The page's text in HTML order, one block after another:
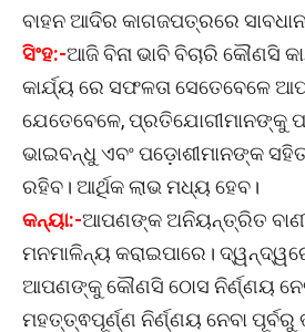
ବାହନ ଆଦିର କାଗଜପତ୍ରରେ
ସିଂହ:-ଆଜି ବିନା ଭାବି ବିଚାରି କୌଣସି
କାର୍ଯ୍ୟ ରେ ସଫଳତା ସେତେବେଳେ
ଯେତେବେଳେ, ପ୍ରତିଯୋଗୀମାନଙ୍କୁ
ଭାଇବନ୍ଧୁ ଏବଂ ପଡ଼ୋଶୀମାନଙ୍କ
ରହିବ। ଆର୍ଥିକ ଲାଭ ମଧ୍ୟ ହେବ।
କନ୍ୟା:-ଆପଣଙ୍କ ଅନିୟନ୍ତ୍ରିତ ବାଣୀ
ମନମାଳିନ୍ୟ କରାଇପାରେ।
ଆପଣଙ୍କୁ କୌଣସି ଠୋସ ନିର୍ଣ୍ଣୟ
ମହତ୍ତ୍ଵପୂର୍ଣ୍ଣ ନିର୍ଣ୍ଣୟ ନେବା ପୂର୍ବରୁ